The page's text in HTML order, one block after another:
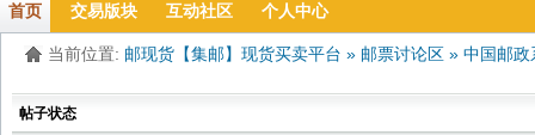
首页 交易版块 互动社区 个人中心
当前位置: 邮现货【集邮】现货买卖平台 » 邮票讨论区 » 中国邮政
帖子状态